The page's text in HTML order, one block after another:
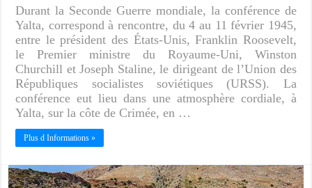
Durant la Seconde Guerre mondiale, la conférence de
Yalta, correspond à rencontre, du 4 au 11 février 1945,
entre le président des États-Unis, Franklin Roosevelt,
le Premier ministre du Royaume-Uni, Winston
Churchill et Joseph Staline, le dirigeant de l’Union des
Républiques socialistes soviétiques (URSS). La
conférence eut lieu dans une atmosphère cordiale, à
Yalta, sur la côte de Crimée, en …
Plus d Informations »